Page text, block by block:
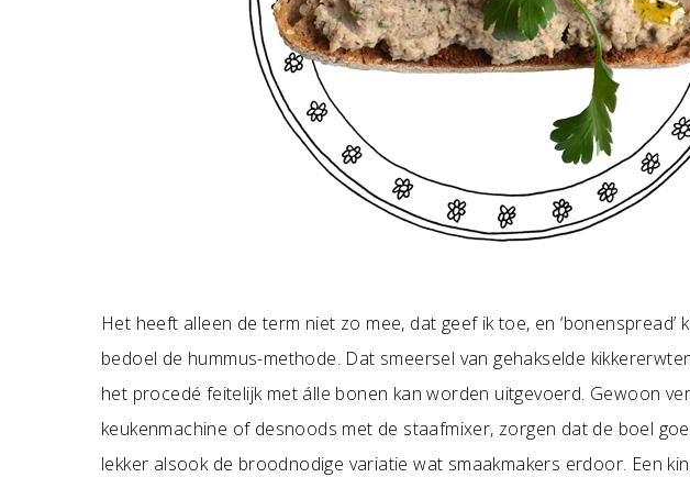
Het heeft alleen de term niet zo mee, dat geef ik toe, en ‘bonenspread’
bedoel de hummus-methode. Dat smeersel van gehakselde
het procedé feitelijk met álle bonen kan worden uitgevoerd. Gewoon
keukenmachine of desnoods met de staafmixer, zorgen dat de boel
lekker alsook de broodnodige variatie wat smaakmakers erdoor. Een